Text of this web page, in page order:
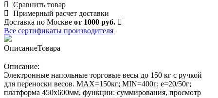
Сравнить товар
Примерный расчет доставки
Доставка по Москве от 1000 руб.
Все сертификаты производителя
ОписаниеТовара
Описание:
Электронные напольные торговые весы до 150 кг с ручкой
для переноски весов. MAX=150кг; MIN=400г; e=20/50г;
платформа 450х600мм, функции: суммирования, просмотр